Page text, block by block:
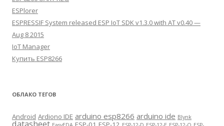
ESPlorer
ESPRESSIF System released ESP IoT SDK v1.3.0 with AT v0.40 —
Aug 8 2015
IoT Manager
Купить ESP8266
ОБЛАКО ТЕГОВ
Android Ardiono IDE arduino esp8266 arduino ide Blynk